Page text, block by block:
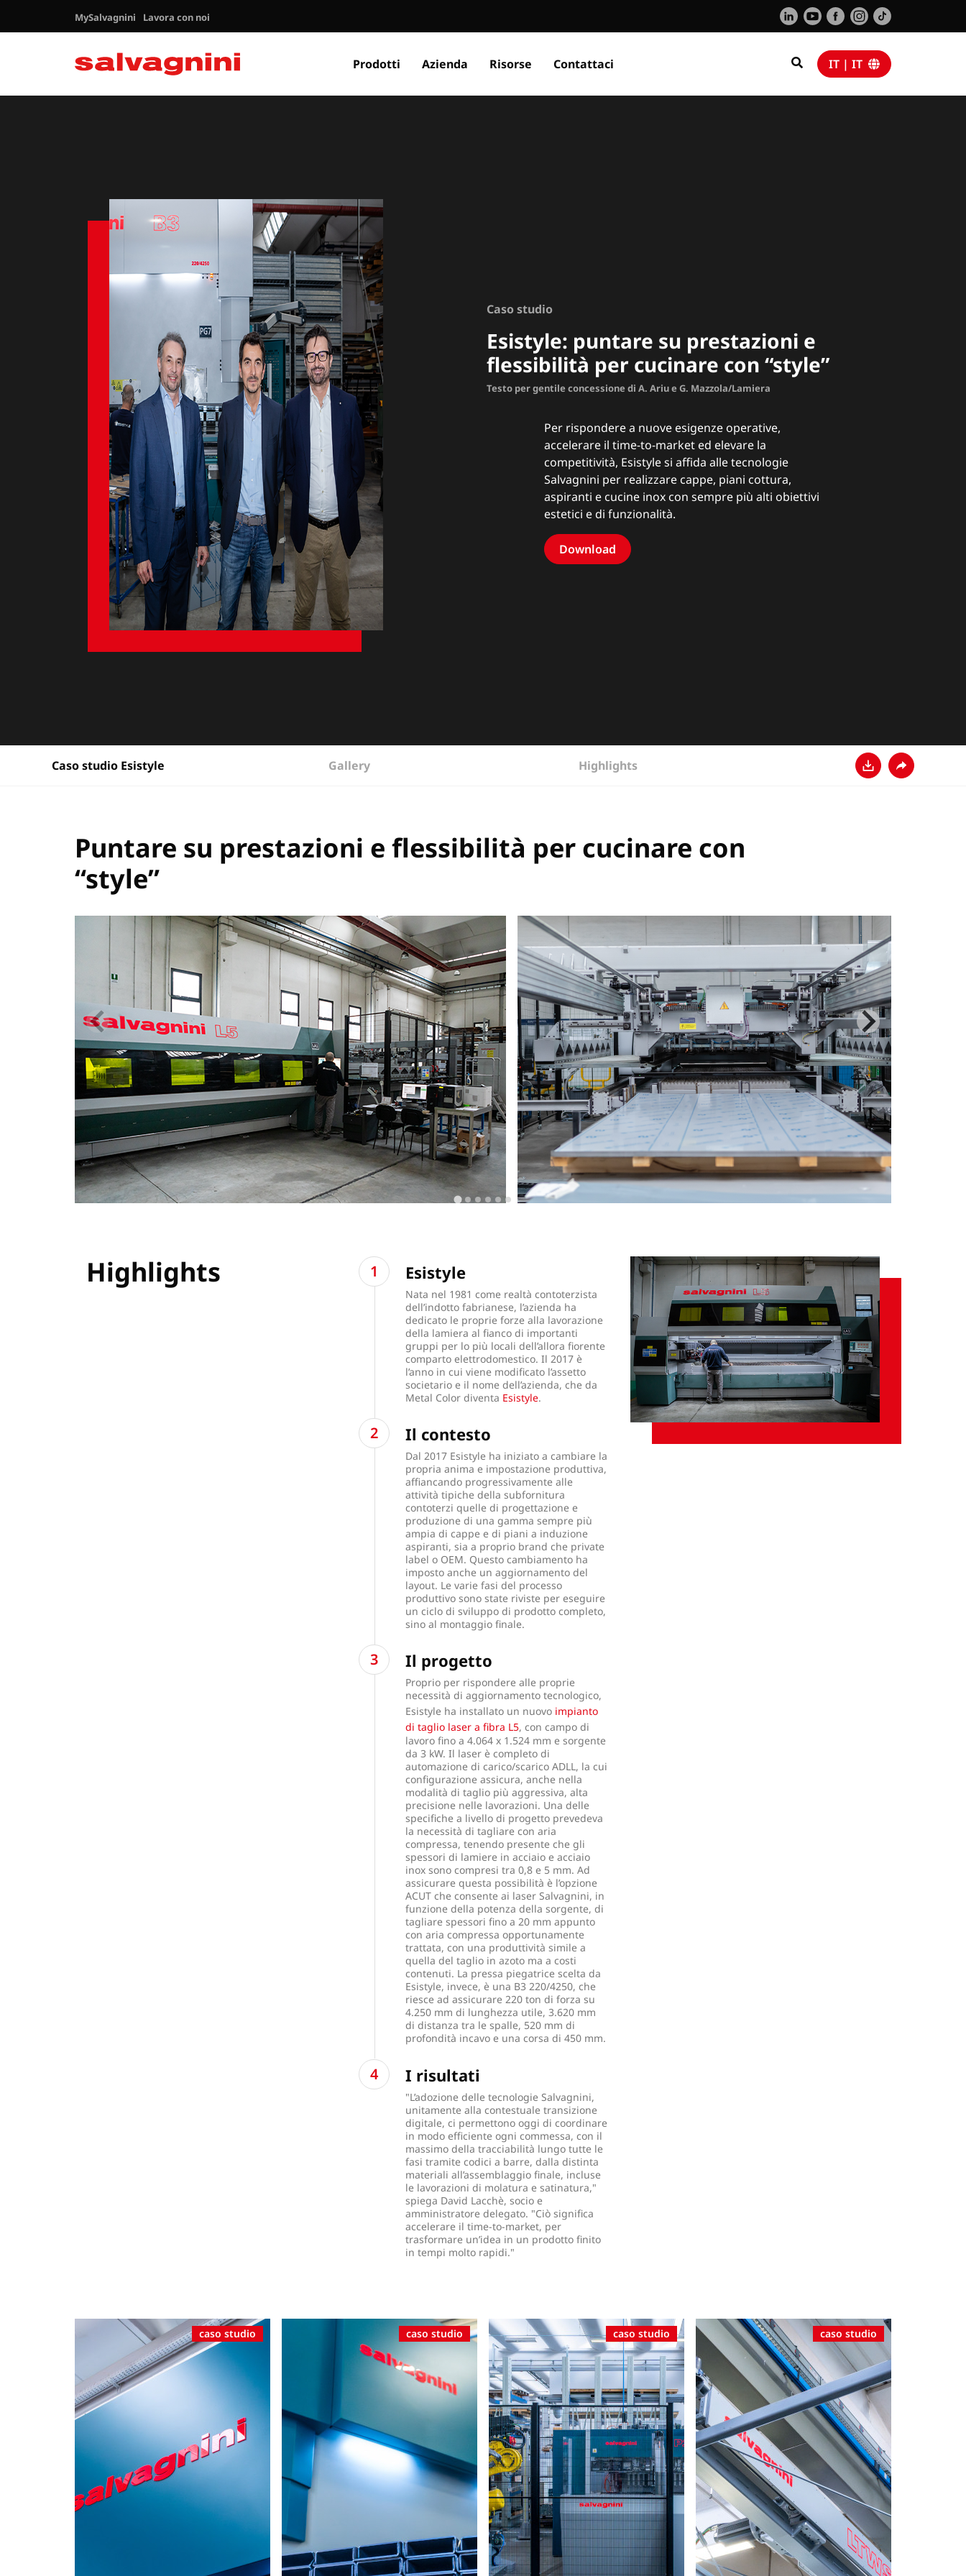
MySalvagnini Lavora con noi
Prodotti Azienda Risorse Contattaci IT | IT
Caso studio
Esistyle: puntare su prestazioni e
flessibilità per cucinare con “style”
Testo per gentile concessione di A. Ariu e G. Mazzola/Lamiera
Per rispondere a nuove esigenze operative,
accelerare il time-to-market ed elevare la
competitività, Esistyle si affida alle tecnologie
Salvagnini per realizzare cappe, piani cottura,
aspiranti e cucine inox con sempre più alti obiettivi
estetici e di funzionalità.
Download
Caso studio Esistyle Gallery
Highlights
Puntare su prestazioni e flessibilità per cucinare con
“style”
Highlights Esistyle
Nata nel 1981 come realtà contoterzista
dell’indotto fabrianese, l’azienda ha
dedicato le proprie forze alla lavorazione
della lamiera al fianco di importanti
gruppi per lo più locali dell’allora fiorente
comparto elettrodomestico. Il 2017 è
l’anno in cui viene modificato l’assetto
societario e il nome dell’azienda, che da
Metal Color diventa Esistyle.
Il contesto
Dal 2017 Esistyle ha iniziato a cambiare la
propria anima e impostazione produttiva,
affiancando progressivamente alle
attività tipiche della subfornitura
contoterzi quelle di progettazione e
produzione di una gamma sempre più
ampia di cappe e di piani a induzione
aspiranti, sia a proprio brand che private
label o OEM. Questo cambiamento ha
imposto anche un aggiornamento del
layout. Le varie fasi del processo
produttivo sono state riviste per eseguire
un ciclo di sviluppo di prodotto completo,
sino al montaggio finale.
Il progetto
Proprio per rispondere alle proprie
necessità di aggiornamento tecnologico,
Esistyle ha installato un nuovo impianto
di taglio laser a fibra L5, con campo di
lavoro fino a 4.064 x 1.524 mm e sorgente
da 3 kW. Il laser è completo di
automazione di carico/scarico ADLL, la cui
configurazione assicura, anche nella
modalità di taglio più aggressiva, alta
precisione nelle lavorazioni. Una delle
specifiche a livello di progetto prevedeva
la necessità di tagliare con aria
compressa, tenendo presente che gli
spessori di lamiere in acciaio e acciaio
inox sono compresi tra 0,8 e 5 mm. Ad
assicurare questa possibilità è l’opzione
ACUT che consente ai laser Salvagnini, in
funzione della potenza della sorgente, di
tagliare spessori fino a 20 mm appunto
con aria compressa opportunamente
trattata, con una produttività simile a
quella del taglio in azoto ma a costi
contenuti. La pressa piegatrice scelta da
Esistyle, invece, è una B3 220/4250, che
riesce ad assicurare 220 ton di forza su
4.250 mm di lunghezza utile, 3.620 mm
di distanza tra le spalle, 520 mm di
profondità incavo e una corsa di 450 mm.
I risultati
"L’adozione delle tecnologie Salvagnini,
unitamente alla contestuale transizione
digitale, ci permettono oggi di coordinare
in modo efficiente ogni commessa, con il
massimo della tracciabilità lungo tutte le
fasi tramite codici a barre, dalla distinta
materiali all’assemblaggio finale, incluse
le lavorazioni di molatura e satinatura,"
spiega David Lacchè, socio e
amministratore delegato. "Ciò significa
accelerare il time-to-market, per
trasformare un’idea in un prodotto finito
in tempi molto rapidi."
caso studio caso studio caso studio caso studio